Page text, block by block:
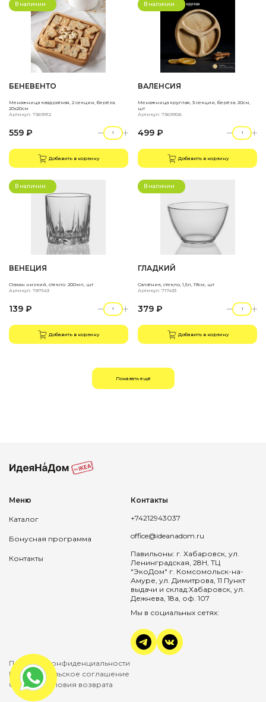
В наличии
БЕНЕВЕНТО
Менажница квадратная, 2 секции, берёза.
20х20см
Артикул: 7369912
559 ₽
Добавить в корзину
В наличии
ВАЛЕНСИЯ
Менажница круглая, 3 секции, берёза. 20см,
шт
Артикул: 7369906
499 ₽
Добавить в корзину
В наличии
ВЕНЕЦИЯ
Стакан низкий, стекло. 200мл, шт
Артикул: 787543
139 ₽
Добавить в корзину
В наличии
ГЛАДКИЙ
Салатник, стекло, 1,5л, 19см, шт
Артикул: 717433
379 ₽
Добавить в корзину
Показать ещё
Меню
Каталог
Бонусная программа
Контакты
Контакты
+74212943037
office@ideanadom.ru
Павильоны: г. Хабаровск, ул.
Ленинградская, 28Н, ТЦ
"ЭкоДом" г. Комсомольск-на-
Амуре, ул. Димитрова, 11 Пункт
выдачи и склад:Хабаровск, ул.
Дежнева, 18а, оф. 107
Мы в социальных сетях:
Политика конфиденциальности
Пользовательское соглашение
Оплата и условия возврата